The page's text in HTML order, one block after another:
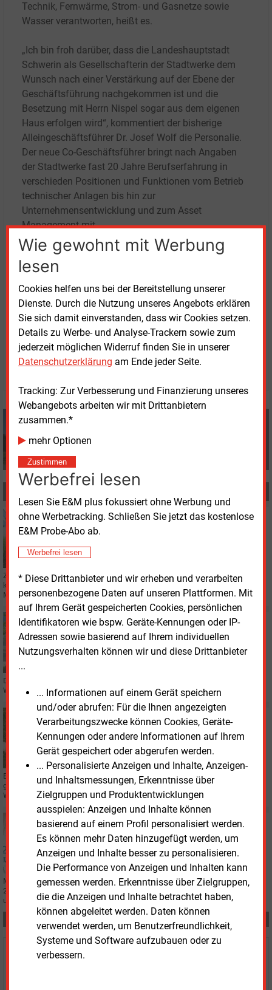
Wie gewohnt mit Werbung
lesen
Cookies helfen uns bei der Bereitstellung unserer
Dienste. Durch die Nutzung unseres Angebots erklären
Sie sich damit einverstanden, dass wir Cookies setzen.
Details zu Werbe- und Analyse-Trackern sowie zum
jederzeit möglichen Widerruf finden Sie in unserer
Datenschutzerklärung am Ende jeder Seite.
Tracking: Zur Verbesserung und Finanzierung unseres
Webangebots arbeiten wir mit Drittanbietern
zusammen.*
mehr Optionen
Zustimmen
Werbefrei lesen
Lesen Sie E&M plus fokussiert ohne Werbung und
ohne Werbetracking. Schließen Sie jetzt das kostenlose
E&M Probe-Abo ab.
Werbefrei lesen
* Diese Drittanbieter und wir erheben und verarbeiten
personenbezogene Daten auf unseren Plattformen. Mit
auf Ihrem Gerät gespeicherten Cookies, persönlichen
Identifikatoren wie bspw. Geräte-Kennungen oder IP-
Adressen sowie basierend auf Ihrem individuellen
Nutzungsverhalten können wir und diese Drittanbieter
...
... Informationen auf einem Gerät speichern
und/oder abrufen: Für die Ihnen angezeigten
Verarbeitungszwecke können Cookies, Geräte-
Kennungen oder andere Informationen auf Ihrem
Gerät gespeichert oder abgerufen werden.
... Personalisierte Anzeigen und Inhalte, Anzeigen-
und Inhaltsmessungen, Erkenntnisse über
Zielgruppen und Produktentwicklungen
ausspielen: Anzeigen und Inhalte können
basierend auf einem Profil personalisiert werden.
Es können mehr Daten hinzugefügt werden, um
Anzeigen und Inhalte besser zu personalisieren.
Die Performance von Anzeigen und Inhalten kann
gemessen werden. Erkenntnisse über Zielgruppen,
die die Anzeigen und Inhalte betrachtet haben,
können abgeleitet werden. Daten können
verwendet werden, um Benutzerfreundlichkeit,
Systeme und Software aufzubauen oder zu
verbessern.
Technik, Fernwärme, Strom- und Gasnetze sowie
Wasser verantworten, heißt es.
„Ich bin froh darüber, dass die Landeshauptstadt
Schwerin als Gesellschafterin der Stadtwerke dem
Wunsch nach einer Verstärkung auf der Ebene der
Geschäftsführung nachgekommen ist und die
Besetzung mit Herrn Nispel sogar aus dem eigenen
Haus erfolgen wird“, kommentiert der bisherige
Alleingeschäftsführer Dr. Josef Wolf die Personalie.
Der neue Co-Geschäftsführer bringt nach Angaben
der Stadtwerke fast 20 Jahre Berufserfahrung in
verschieden Positionen und Funktionen vom Betrieb
technischer Anlagen bis hin zur
Unternehmensentwicklung und zum Asset
Management mit.
Schwerins Oberbürgermeister Rico Badenschier
(SPD) sieht mit der Personalie auch „den sich
abzeichnenden Generationswechsel“ in der
Unternehmensführung in die Wege geleitet.
Freitag, 1.09.2023, 12:54 Uhr
Manfred Fischer
© 2026 Energie & Management GmbH
Dienstag, 1.04.2025, 14:46
PERSONALIE
Geschäftsführer
Zum 1. April hat Hanno Nispel die alleinige Geschäftsführung des
kommunalen Versorgungsunternehmens in der Landeshauptstadt
Mecklenburg-Vorpommerns übernommen.
Donnerstag, 19.12.2024, 11:49
PERSONALIE
Stadtwerke Schwerin vollziehen Generationswechsel
Die Stadtwerke Schwerin müssen sich von Ihrem Geschäftsführer Dr. Josef
Wolf verabschieden. Die Nachfolge ist bereits geregelt.
Dienstag, 5.09.2023, 15:39
VERBÄNDE
Klare Richtung für die Wärmewende gefordert
Beim Strategieforum für kleine und mittlere Unternehmen (KMU) des BDEW
ging es vor allem um das Gebäudeenergiegesetz (GEG), das noch in dieser
Woche beschlossen werden soll.
Montag, 5.06.2023, 14:16
Wemag fährt unerwartet hohen Gewinn ein und
investiert kräftig
Mit 43,1 Millionen Euro schließt der Schweriner Versorger Wemag das Jahr
2022 überraschend gut ab. Viel Geld fließt bis 2030 in den Ausbau der Netze
und der Erneuerbaren.
Haben Sie Interesse an Content oder